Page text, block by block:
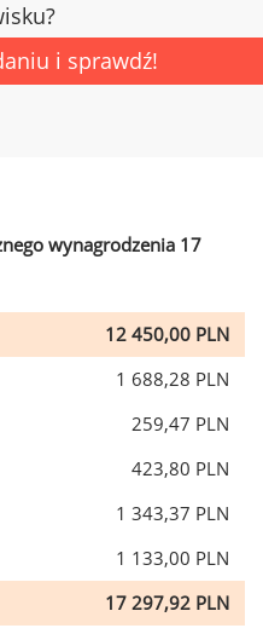
i sprawdź!
wynagrodzenia 17
12 450,00 PLN
1 688,28 PLN
259,47 PLN
423,80 PLN
1 343,37 PLN
1 133,00 PLN
17 297,92 PLN